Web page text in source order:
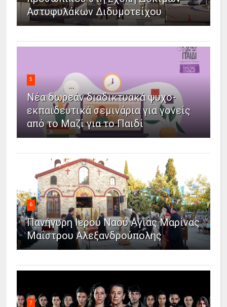
Αστυφυλάκων Διδυμοτείχου
5
Νέα δωρεάν διαδικτυακά ψυχο-
εκπαιδευτικά σεμινάρια για γονείς
από το Μαζί για το Παιδί
6
Πανήγυρη Ιερού Ναού Αγίας Μαρίνας
Μαΐστρου Αλεξανδρούπολης
7